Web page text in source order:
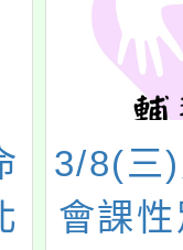
3/8(三
會課